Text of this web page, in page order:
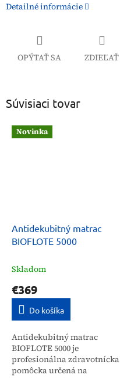
Detailné informácie
OPÝTAŤ SA ZDIEĽAŤ
Súvisiaci tovar
Novinka
Antidekubitný matrac
BIOFLOTE 5000
Skladom
€369
Do košíka
Antidekubitný matrac
BIOFLOTE 5000 je
profesionálna zdravotnícka
pomôcka určená na